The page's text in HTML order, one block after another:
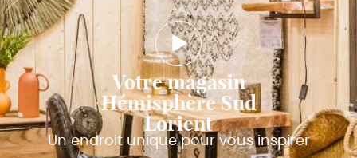
Votre magasin
Hémisphère Sud
Lorient
Un endroit unique pour vous inspirer